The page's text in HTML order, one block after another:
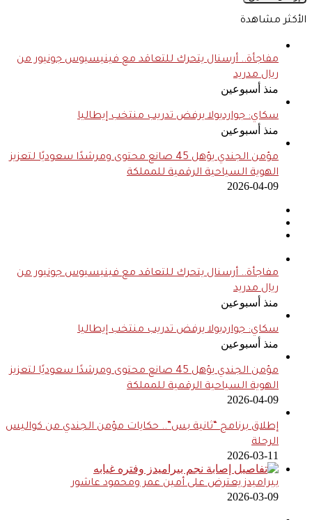
الأكثر مشاهدة
مفاجأة.. أرسنال يتحرك للتعاقد مع فينيسيوس جونيور من
ريال مدريد
منذ أسبوعين
سكاي: جوارديولا يرفض تدريب منتخب إيطاليا
منذ أسبوعين
مؤمن الجندي يؤهل 45 صانع محتوى ومرشدًا سعوديًا لتعزيز
الهوية السياحية الرقمية للمملكة
2026-04-09
مفاجأة.. أرسنال يتحرك للتعاقد مع فينيسيوس جونيور من
ريال مدريد
منذ أسبوعين
سكاي: جوارديولا يرفض تدريب منتخب إيطاليا
منذ أسبوعين
مؤمن الجندي يؤهل 45 صانع محتوى ومرشدًا سعوديًا لتعزيز
الهوية السياحية الرقمية للمملكة
2026-04-09
إطلاق برنامج “ثانية بس”.. حكايات مؤمن الجندي من كواليس
الرحلة
2026-03-11
بيراميدز يعترض على أمين عمر ومحمود عاشور
2026-03-09